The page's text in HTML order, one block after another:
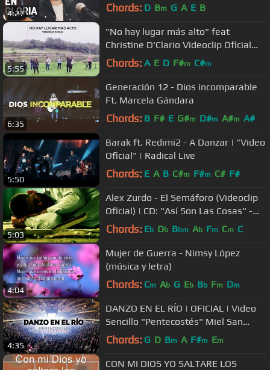
4:27 Chords: D Bm G A E B
5:55
"No hay lugar más alto" feat
Christine D'Clario Videoclip Oficial
Miel San Marcos
Chords: A E D F#m C#m
6:35
Generación 12 - Dios incomparable
Ft. Marcela Gándara
Chords: B F# E G#m D#m A#m A#
5:50
Barak ft. Redimi2 - A Danzar | "Video
Oficial" | Radical Live
Chords: E A B C#m F#m C# F#
5:03
Alex Zurdo - El Semáforo (Videoclip
Oficial) | CD: "Así Son Las Cosas" -
Música Cristiana
Chords: Eb Db Bbm Ab Fm Cm C
4:04
Mujer de Guerra - Nimsy López
(música y letra)
Chords: Cm Ab G Eb Bb Fm Dm
4:35
DANZO EN EL RÍO | OFICIAL | Video
Sencillo "Pentecostés" Miel San
Marcos
Chords: G D Bm A F#m Em
CON MI DIOS YO SALTARE LOS